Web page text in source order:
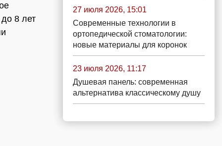
8 лет
27 июля 2026, 15:01
Современные технологии в
ортопедической стоматологии:
новые материалы для коронок
23 июля 2026, 11:17
Душевая панель: современная
альтернатива классическому душу